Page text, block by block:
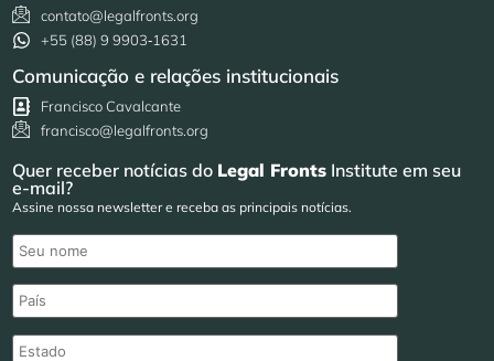
contato@legalfronts.org
+55 (88) 9 9903‑1631
Comunicação e relações institucionais
Francisco Cavalcante
francisco@legalfronts.org
Quer receber notícias do Legal Fronts Institute em seu
e-mail?
Assine nossa newsletter e receba as principais notícias.